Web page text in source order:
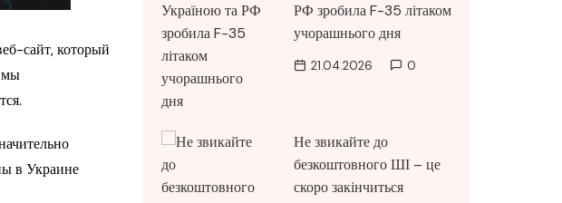
сайт, который
мы
в Украине
РФ зробила F-35 літаком
учорашнього дня
21.04.2026 0
Не звикайте до
безкоштовного ШІ – це
скоро закінчиться